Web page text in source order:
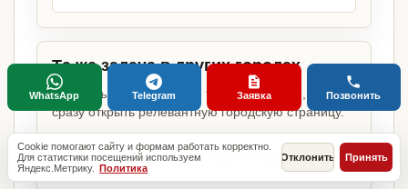
Та же задача в других городах
Если объект работает не только в Москве, можно
сразу открыть релевантную городскую страницу.
Цветочный магазин в Санкт-Петербурге
Cookie помогают сайту и формам работать корректно.
Для статистики посещений используем
Яндекс.Метрику. Политика
Отклонить Принять
WhatsApp Telegram Заявка Позвонить